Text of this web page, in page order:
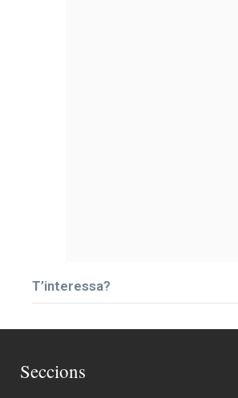
T’interessa?
Seccions